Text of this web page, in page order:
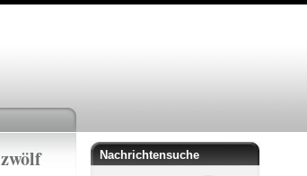
Nachrichtensuche